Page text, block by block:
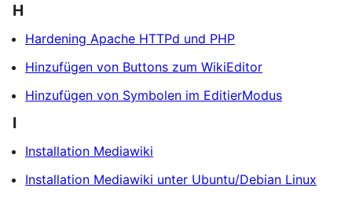
H
Hardening Apache HTTPd und PHP
Hinzufügen von Buttons zum WikiEditor
Hinzufügen von Symbolen im EditierModus
I
Installation Mediawiki
Installation Mediawiki unter Ubuntu/Debian Linux